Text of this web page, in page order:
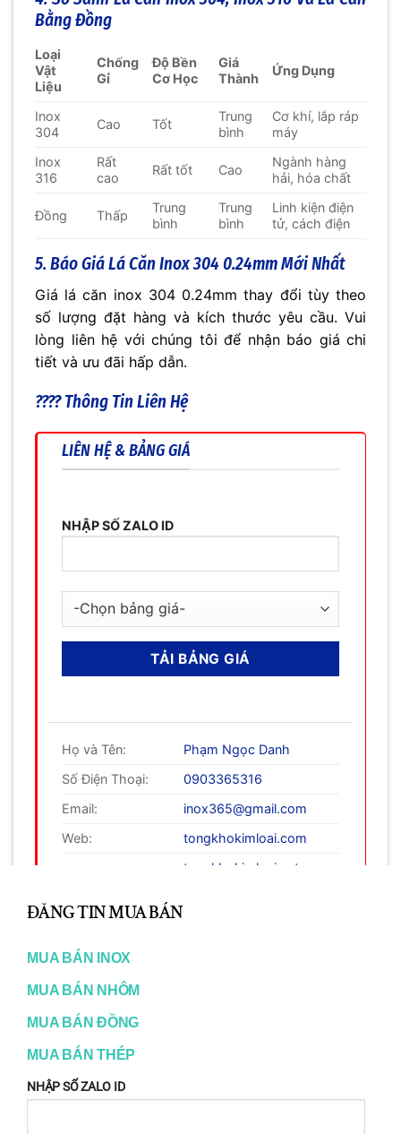
Bằng Đồng
Loại
Vật
Liệu
Chống
Gỉ
Độ Bền
Cơ Học
Giá
Thành
Ứng Dụng
Inox
304
Cao Tốt
Trung
bình
Cơ khí, lắp ráp
máy
Inox
316
Rất
cao
Rất tốt Cao
Ngành hàng
hải, hóa chất
Đồng Thấp
Trung
bình
Trung
bình
Linh kiện điện
tử, cách điện
5. Báo Giá Lá Căn Inox 304 0.24mm Mới Nhất
Giá lá căn inox 304 0.24mm thay đổi tùy theo
số lượng đặt hàng và kích thước yêu cầu. Vui
lòng liên hệ với chúng tôi để nhận báo giá chi
tiết và ưu đãi hấp dẫn.
???? Thông Tin Liên Hệ
LIÊN HỆ & BẢNG GIÁ
NHẬP SỐ ZALO ID
Họ và Tên:
Phạm Ngọc Danh
Số Điện Thoại:
0903365316
Email:
inox365@gmail.com
Web:
tongkhokimloai.com
tongkhokimloai.net
Aug
ĐĂNG TIN MUA BÁN
MUA BÁN INOX
MUA BÁN NHÔM
MUA BÁN ĐỒNG
MUA BÁN THÉP
NHẬP SỐ ZALO ID